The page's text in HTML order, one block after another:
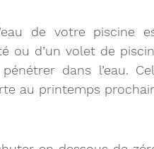
de votre piscine
ou d’un volet de
au printemps